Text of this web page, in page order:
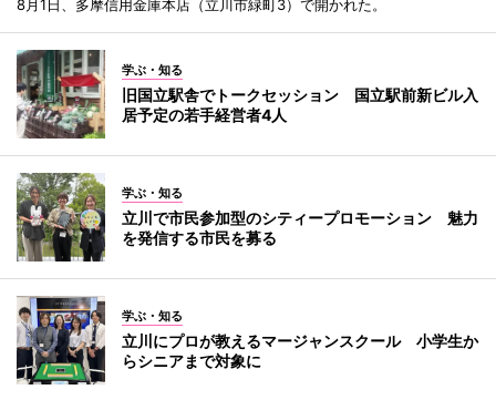
8月1日、多摩信用金庫本店（立川市緑町3）で開かれた。
学ぶ・知る
旧国立駅舎でトークセッション 国立駅前新ビル入
居予定の若手経営者4人
学ぶ・知る
立川で市民参加型のシティープロモーション 魅力
を発信する市民を募る
学ぶ・知る
立川にプロが教えるマージャンスクール 小学生か
らシニアまで対象に